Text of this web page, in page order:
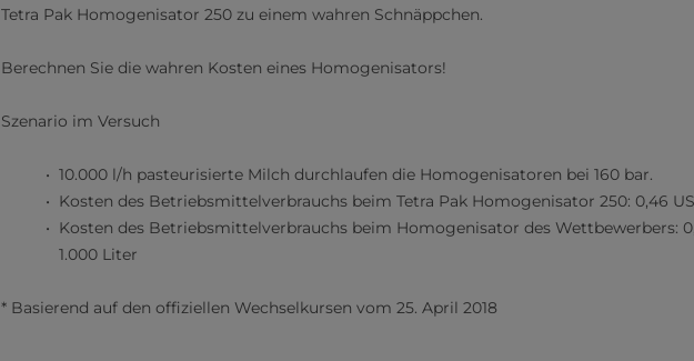
Tetra Pak Homogenisator 250 zu einem wahren Schnäppchen.
Berechnen Sie die wahren Kosten eines Homogenisators!
Szenario im Versuch
10.000 l/h pasteurisierte Milch durchlaufen die Homogenisatoren bei 160 bar.
Kosten des Betriebsmittelverbrauchs beim Tetra Pak Homogenisator 250: 0,46
Kosten des Betriebsmittelverbrauchs beim Homogenisator des Wettbewerbers:
1.000 Liter
* Basierend auf den offiziellen Wechselkursen vom 25. April 2018